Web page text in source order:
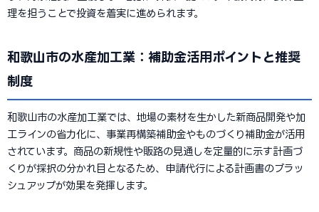
理を担うことで投資を着実に進められます。
和歌山市の水産加工業：補助金活用ポイントと推奨
制度
和歌山市の水産加工業では、地場の素材を生かした新商品開発や加
工ラインの省力化に、事業再構築補助金やものづくり補助金が活用
されています。商品の新規性や販路の見通しを定量的に示す計画づ
くりが採択の分かれ目となるため、申請代行による計画書のブラッ
シュアップが効果を発揮します。